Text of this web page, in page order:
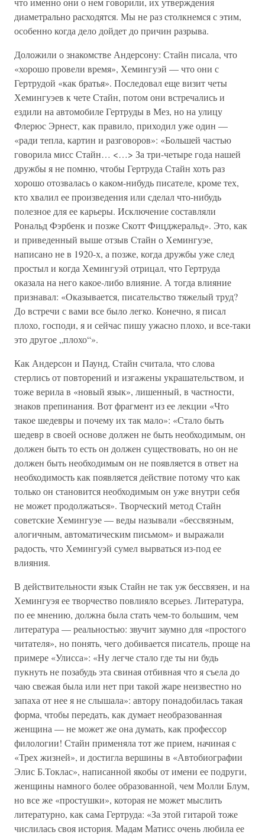
диаметрально расходятся. Мы не раз столкнемся с этим,
особенно когда дело дойдет до причин разрыва.
Доложили о знакомстве Андерсону: Стайн писала, что
«хорошо провели время», Хемингуэй — что они с
Гертрудой «как братья». Последовал еще визит четы
Хемингуэев к чете Стайн, потом они встречались и
ездили на автомобиле Гертруды в Мез, но на улицу
Флерюс Эрнест, как правило, приходил уже один —
«ради тепла, картин и разговоров»: «Большей частью
говорила мисс Стайн… <…> За три-четыре года нашей
дружбы я не помню, чтобы Гертруда Стайн хоть раз
хорошо отозвалась о каком-нибудь писателе, кроме тех,
кто хвалил ее произведения или сделал что-нибудь
полезное для ее карьеры. Исключение составляли
Рональд Фэрбенк и позже Скотт Фицджеральд». Это, как
и приведенный выше отзыв Стайн о Хемингуэе,
написано не в 1920-х, а позже, когда дружбы уже след
простыл и когда Хемингуэй отрицал, что Гертруда
оказала на него какое-либо влияние. А тогда влияние
признавал: «Оказывается, писательство тяжелый труд?
До встречи с вами все было легко. Конечно, я писал
плохо, господи, я и сейчас пишу ужасно плохо, и все-таки
это другое „плохо“».
Как Андерсон и Паунд, Стайн считала, что слова
стерлись от повторений и изгажены украшательством, и
тоже верила в «новый язык», лишенный, в частности,
знаков препинания. Вот фрагмент из ее лекции «Что
такое шедевры и почему их так мало»: «Стало быть
шедевр в своей основе должен не быть необходимым, он
должен быть то есть он должен существовать, но он не
должен быть необходимым он не появляется в ответ на
необходимость как появляется действие потому что как
только он становится необходимым он уже внутри себя
не может продолжаться». Творческий метод Стайн
советские Хемингуэе — веды называли «бессвязным,
алогичным, автоматическим письмом» и выражали
радость, что Хемингуэй сумел вырваться из-под ее
влияния.
В действительности язык Стайн не так уж бессвязен, и на
Хемингуэя ее творчество повлияло всерьез. Литература,
по ее мнению, должна была стать чем-то большим, чем
литература — реальностью: звучит заумно для «простого
читателя», но понять, чего добивается писатель, проще на
примере «Улисса»: «Ну легче стало где ты ни будь
пукнуть не позабудь эта свиная отбивная что я съела до
чаю свежая была или нет при такой жаре неизвестно но
запаха от нее я не слышала»: автору понадобилась такая
форма, чтобы передать, как думает необразованная
женщина — не может же она думать, как профессор
филологии! Стайн применяла тот же прием, начиная с
«Трех жизней», и достигла вершины в «Автобиографии
Элис Б.Токлас», написанной якобы от имени ее подруги,
женщины намного более образованной, чем Молли Блум,
но все же «простушки», которая не может мыслить
литературно, как сама Гертруда: «За этой гитарой тоже
числилась своя история. Мадам Матисс очень любила ее